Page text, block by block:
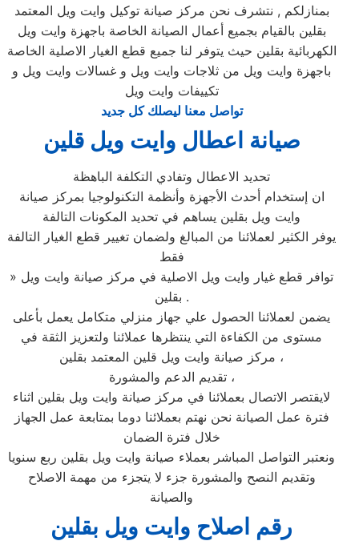
بمنازلكم , نتشرف نحن مركز صيانة توكيل وايت ويل المعتمد
بقلين بالقيام بجميع أعمال الصيانة الخاصة باجهزة وايت ويل
الكهربائية بقلين حيث يتوفر لنا جميع قطع الغيار الاصلية الخاصة
باجهزة وايت ويل من ثلاجات وايت ويل و غسالات وايت ويل و
تكييفات وايت ويل
تواصل معنا ليصلك كل جديد
صيانة اعطال وايت ويل قلين
تحديد الاعطال وتفادي التكلفة الباهظة
ان إستخدام أحدث الأجهزة وأنظمة التكنولوجيا بمركز صيانة
وايت ويل بقلين يساهم في تحديد المكونات التالفة
يوفر الكثير لعملائنا من المبالغ ولضمان تغيير قطع الغيار التالفة
فقط
» توافر قطع غيار وايت ويل الاصلية في مركز صيانة وايت ويل
بقلين .
يضمن لعملائنا الحصول علي جهاز منزلي متكامل يعمل بأعلى
مستوى من الكفاءة التي ينتظرها عملائنا ولتعزيز الثقة في
مركز صيانة وايت ويل قلين المعتمد بقلين ،
تقديم الدعم والمشورة ،
لايقتصر الاتصال بعملائنا في مركز صيانة وايت ويل بقلين اثناء
فترة عمل الصيانة نحن نهتم بعملائنا دوما بمتابعة عمل الجهاز
خلال فترة الضمان
ونعتبر التواصل المباشر بعملاء صيانة وايت ويل بقلين ربع سنويا
وتقديم النصح والمشورة جزء لا يتجزء من مهمة الاصلاح
والصيانة
رقم اصلاح وايت ويل بقلين